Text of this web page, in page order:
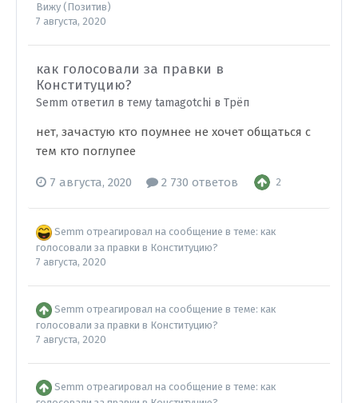
Вижу (Позитив)
7 августа, 2020
как голосовали за правки в
Конституцию?
Semm ответил в тему tamagotchi в Трёп
нет, зачастую кто поумнее не хочет общаться с
тем кто поглупее
7 августа, 2020 2 730 ответов 2
Semm отреагировал на сообщение в теме: как
голосовали за правки в Конституцию?
7 августа, 2020
Semm отреагировал на сообщение в теме: как
голосовали за правки в Конституцию?
7 августа, 2020
Semm отреагировал на сообщение в теме: как